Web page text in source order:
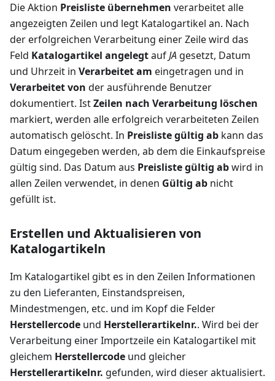
Die Aktion Preisliste übernehmen verarbeitet alle
angezeigten Zeilen und legt Katalogartikel an. Nach
der erfolgreichen Verarbeitung einer Zeile wird das
Feld Katalogartikel angelegtaufJA gesetzt, Datum
und Uhrzeit in Verarbeitet am eingetragen und in
Verarbeitet von der ausführende Benutzer
dokumentiert. IstZeilen nach Verarbeitung löschen
markiert, werden alle erfolgreich verarbeiteten Zeilen
automatisch gelöscht. In Preisliste gültig ab kann das
Datum eingegeben werden, ab dem die Einkaufspreise
gültig sind. Das Datum aus Preisliste gültig abwird in
allen Zeilen verwendet, in denen Gültig ab nicht
gefüllt ist.
Erstellen und Aktualisieren von
Katalogartikeln
Im Katalogartikel gibt es in den Zeilen Informationen
zu den Lieferanten, Einstandspreisen,
Mindestmengen, etc. und im Kopf die Felder
Herstellercode und Herstellerartikelnr.. Wird bei der
Verarbeitung einer Importzeile ein Katalogartikel mit
gleichem Herstellercode und gleicher
Herstellerartikelnr. gefunden, wird dieser aktualisiert.